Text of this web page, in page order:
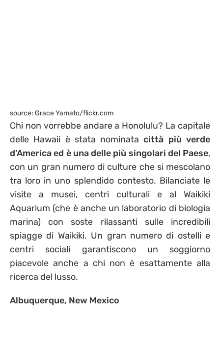
source: Grace Yamato/flickr.com
Chi non vorrebbe andare a Honolulu? La capitale
delle Hawaii è stata nominatacittà più verde
d’America ed è una delle più singolari del Paese,
con un gran numero di culture che si mescolano
tra loro in uno splendido contesto. Bilanciate le
visite a musei, centri culturali e al Waikiki
Aquarium (che è anche un laboratorio di biologia
marina) con soste rilassanti sulle incredibili
spiagge di Waikiki. Un gran numero di ostelli e
centri sociali garantiscono un soggiorno
piacevole anche a chi non è esattamente alla
ricerca del lusso.
Albuquerque, New Mexico